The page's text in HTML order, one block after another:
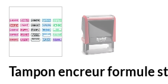
Tampon encreur formule